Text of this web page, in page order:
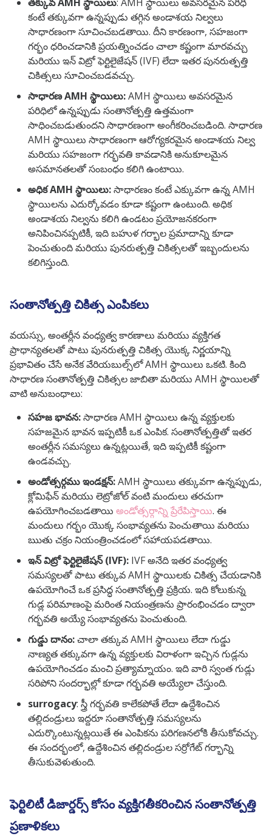
కంటే తక్కువగా ఉన్నప్పుడు తగ్గిన అండాశయ నిల్వలు
సాధారణంగా సూచించబడతాయి. దీని కారణంగా, సహజంగా
గర్భం ధరించడానికి ప్రయత్నించడం చాలా కష్టంగా మారవచ్చు
మరియు ఇన్ విట్రో ఫెర్టిలైజేషన్ (IVF) లేదా ఇతర పునరుత్పత్తి
చికిత్సలు సూచించబడవచ్చు.
సాధారణ AMH స్థాయిలు:AMH స్థాయిలు అవసరమైన
పరిధిలో ఉన్నప్పుడు సంతానోత్పత్తి ఉత్తమంగా
సాధించబడుతుందని సాధారణంగా అంగీకరించబడింది. సాధారణ
AMH స్థాయిలు సాధారణంగా ఆరోగ్యకరమైన అండాశయ నిల్వ
మరియు సహజంగా గర్భవతి కావడానికి అనుకూలమైన
అసమానతలతో సంబంధం కలిగి ఉంటాయి.
అధిక AMH స్థాయిలు:సాధారణం కంటే ఎక్కువగా ఉన్న AMH
స్థాయిలను ఎదుర్కోవడం కూడా కష్టంగా ఉంటుంది. అధిక
అండాశయ నిల్వను కలిగి ఉండటం ప్రయోజనకరంగా
అనిపించినప్పటికీ, ఇది బహుళ గర్భాల ప్రమాదాన్ని కూడా
పెంచుతుంది మరియు పునరుత్పత్తి చికిత్సలతో ఇబ్బందులను
కలిగిస్తుంది.
సంతానోత్పత్తి చికిత్స ఎంపికలు
వయస్సు, అంతర్లీన వంధ్యత్వ కారణాలు మరియు వ్యక్తిగత
ప్రాధాన్యతలతో పాటు పునరుత్పత్తి చికిత్స యొక్క నిర్ణయాన్ని
ప్రభావితం చేసే అనేక వేరియబుల్స్‌లో AMH స్థాయిలు ఒకటి. కింది
సాధారణ సంతానోత్పత్తి చికిత్సల జాబితా మరియు AMH స్థాయిలతో
వాటి అనుబంధాలు:
సహజ భావన:సాధారణ AMH స్థాయిలు ఉన్న వ్యక్తులకు
సహజమైన భావన ఇప్పటికీ ఒక ఎంపిక. సంతానోత్పత్తితో ఇతర
అంతర్లీన సమస్యలు ఉన్నట్లయితే, ఇది ఇప్పటికీ కష్టంగా
ఉండవచ్చు.
అండోత్సర్గము ఇండక్షన్:AMH స్థాయిలు తక్కువగా ఉన్నప్పుడు,
క్లోమిఫేన్ మరియు లెట్రోజోల్ వంటి మందులు తరచుగా
ఉపయోగించబడతాయి అండోత్సర్గాన్ని ప్రేరేపిస్తాయి. ఈ
మందులు గర్భం యొక్క సంభావ్యతను పెంచుతాయి మరియు
ఋతు చక్రం నియంత్రించడంలో సహాయపడతాయి.
ఇన్ విట్రో ఫెర్టిలైజేషన్ (IVF): IVF అనేది ఇతర వంధ్యత్వ
సమస్యలతో పాటు తక్కువ AMH స్థాయిలకు చికిత్స చేయడానికి
ఉపయోగించే ఒక ప్రసిద్ధ సంతానోత్పత్తి ప్రక్రియ. ఇది కోలుకున్న
గుడ్ల పరిమాణంపై మరింత నియంత్రణను ప్రారంభించడం ద్వారా
గర్భవతి అయ్యే సంభావ్యతను పెంచుతుంది.
గుడ్డు దానం:చాలా తక్కువ AMH స్థాయిలు లేదా గుడ్డు
నాణ్యత తక్కువగా ఉన్న వ్యక్తులకు విరాళంగా ఇచ్చిన గుడ్లను
ఉపయోగించడం మంచి ప్రత్యామ్నాయం. ఇది వారి స్వంత గుడ్లు
సరిపోని సందర్భాల్లో కూడా గర్భవతి అయ్యేలా చేస్తుంది.
surrogacy: స్త్రీ గర్భవతి కాలేకపోతే లేదా ఉద్దేశించిన
తల్లిదండ్రులు ఇద్దరూ సంతానోత్పత్తి సమస్యలను
ఎదుర్కొంటున్నట్లయితే ఈ ఎంపికను పరిగణనలోకి తీసుకోవచ్చు.
ఈ సందర్భంలో, ఉద్దేశించిన తల్లిదండ్రుల సర్రోగేట్ గర్భాన్ని
తీసుకువెళుతుంది.
ఫెర్టిలిటీ డిజార్డర్స్ కోసం వ్యక్తిగతీకరించిన సంతానోత్పత్తి
ప్రణాళికలు